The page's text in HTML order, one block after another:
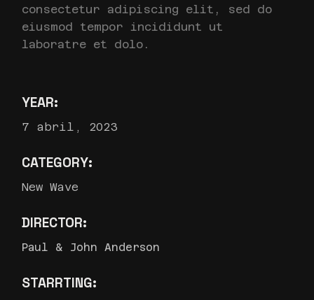
consectetur adipiscing elit, sed do
eiusmod tempor incididunt ut
laboratre et dolo.
YEAR:
7 abril, 2023
CATEGORY:
New Wave
DIRECTOR:
Paul & John Anderson
STARRTING: